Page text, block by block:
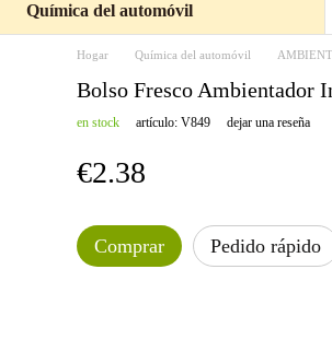
Química del automóvil
Hogar Química del automóvil
Bolso Fresco Ambientador
en stock artículo: V849 dejar una reseña
€2.38
Comprar Pedido rápido